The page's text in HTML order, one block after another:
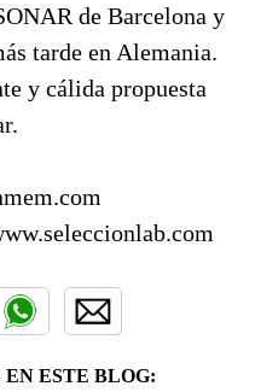
de Barcelona y
tarde en Alemania.
y cálida propuesta
ESTE BLOG: